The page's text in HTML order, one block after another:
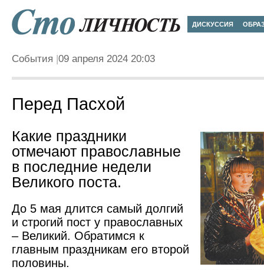
ДИСКУССИЯ
События 09 апреля 2024 20:03
Перед Пасхой
Какие праздники
отмечают православные
в последние недели
Великого поста.
До 5 мая длится самый долгий
и строгий пост у православных
– Великий. Обратимся к
главным праздникам его второй
половины.